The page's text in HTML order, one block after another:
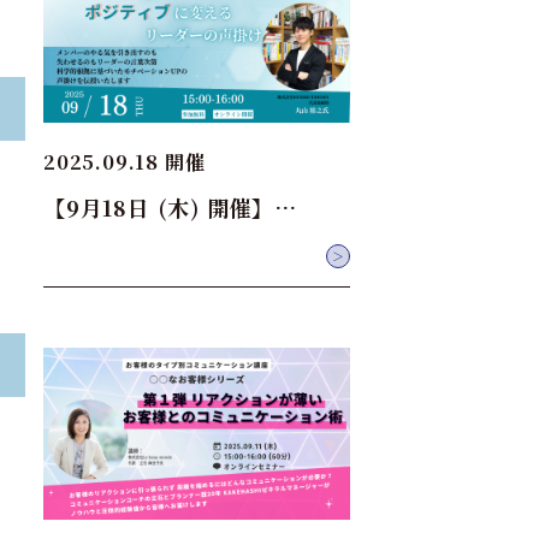
2025.09.18 開催
【9月18日 (木) 開催】…
＞